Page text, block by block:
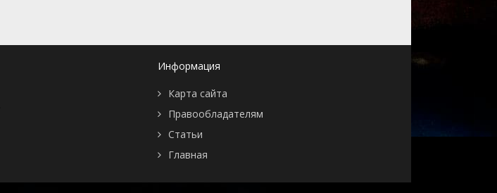
Информация
Карта сайта
Правообладателям
Статьи
Главная